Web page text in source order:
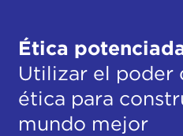
Ética
Utilizar el poder
ética para
mundo mejor